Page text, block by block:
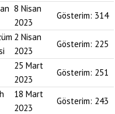
8 Nisan
2023
Gösterim: 314
2 Nisan
2023
Gösterim: 225
25 Mart
2023
Gösterim: 251
18 Mart
2023
Gösterim: 243